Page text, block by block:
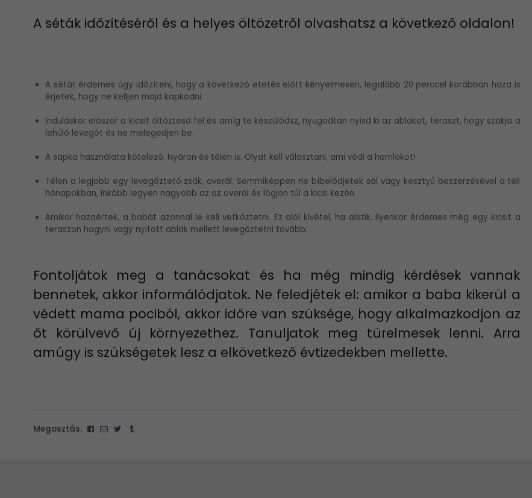
A séták időzítéséről és a helyes öltözetről olvashatsz a következő oldalon!
A sétát érdemes úgy időzíteni, hogy a következő etetés előtt kényelmesen, legalább 20 perccel korábban haza is
érjetek, hogy ne kelljen majd kapkodni.
Induláskor először a kicsit öltöztesd fel és amíg te készülődsz, nyugodtan nyisd ki az ablakot, teraszt, hogy szokja a
lehűlő levegőt és ne melegedjen be.
A sapka használata kötelező. Nyáron és télen is. Olyat kell választani, ami védi a homlokot!
Télen a legjobb egy levegőztető zsák, overál. Semmiképpen ne bíbelődjetek sál vagy kesztyű beszerzésével a téli
hónapokban, inkább legyen nagyobb az az overál és lógjon túl a kicsi kezén.
Amikor hazaértek, a babát azonnal le kell vetkőztetni. Ez alól kivétel, ha alszik. Ilyenkor érdemes még egy kicsit a
teraszon hagyni vagy nyitott ablak mellett levegőztetni tovább.
Fontoljátok meg a tanácsokat és ha még mindig kérdések vannak
bennetek, akkor informálódjatok. Ne feledjétek el: amikor a baba kikerül a
védett mama pociból, akkor időre van szüksége, hogy alkalmazkodjon az
őt körülvevő új környezethez. Tanuljatok meg türelmesek lenni. Arra
amúgy is szükségetek lesz a elkövetkező évtizedekben mellette.
Megosztás: